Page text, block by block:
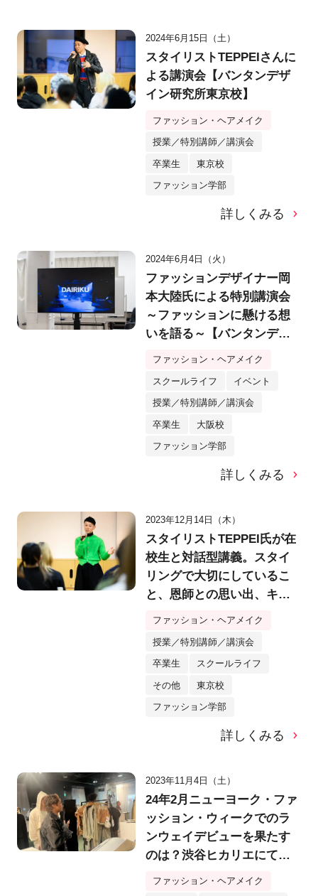
2024年6月15日（土）
スタイリストTEPPEIさんに
よる講演会【バンタンデザ
イン研究所東京校】
ファッション・ヘアメイク
授業／特別講師／講演会
卒業生 東京校
ファッション学部
詳しくみる
2024年6月4日（火）
ファッションデザイナー岡
本大陸氏による特別講演会
～ファッションに懸ける想
いを語る～【バンタンデザ
ファッション・ヘアメイク
スクールライフ イベント
授業／特別講師／講演会
卒業生 大阪校
ファッション学部
詳しくみる
2023年12月14日（木）
スタイリストTEPPEI氏が在
校生と対話型講義。スタイ
リングで大切にしているこ
と、恩師との思い出、キャ
ファッション・ヘアメイク
授業／特別講師／講演会
卒業生 スクールライフ
その他 東京校
ファッション学部
詳しくみる
2023年11月4日（土）
24年2月ニューヨーク・ファ
ッション・ウィークでのラ
ンウェイデビューを果たす
のは？渋谷ヒカリエにて、
ファッション・ヘアメイク